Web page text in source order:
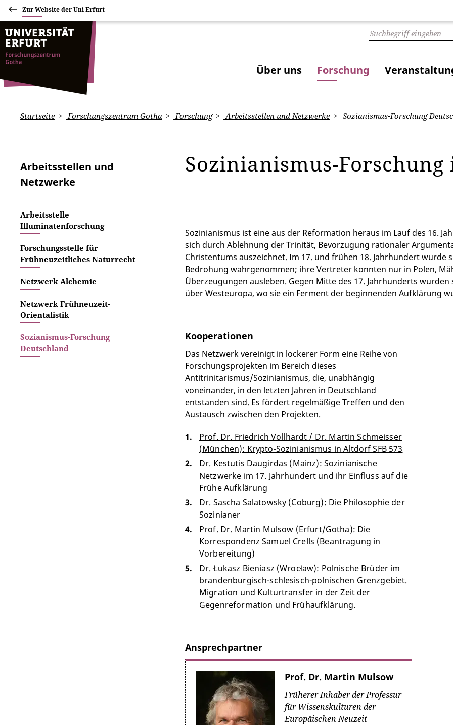
Zur Website der Uni Erfurt
Über uns Forschung
Startseite Forschungszentrum Gotha Forschung Arbeitsstellen und Netzwerke Sozianismus-Forschung
Arbeitsstellen und
Netzwerke
Arbeitsstelle
Illuminatenforschung
Forschungsstelle für
Frühneuzeitliches Naturrecht
Netzwerk Alchemie
Netzwerk Frühneuzeit-
Orientalistik
Sozianismus-Forschung
Deutschland
Sozinianismus-
Sozinianismus ist eine aus der Reformation heraus im Lauf des 16.
sich durch Ablehnung der Trinität, Bevorzugung rationaler
Christentums auszeichnet. Im 17. und frühen 18. Jahrhundert wurde
Bedrohung wahrgenommen; ihre Vertreter konnten nur in Polen,
Überzeugungen ausleben. Gegen Mitte des 17. Jahrhunderts
über Westeuropa, wo sie ein Ferment der beginnenden Aufklärung
Kooperationen
Das Netzwerk vereinigt in lockerer Form eine Reihe von
Forschungsprojekten im Bereich dieses
Antitrinitarismus/Sozinianismus, die, unabhängig
voneinander, in den letzten Jahren in Deutschland
entstanden sind. Es fördert regelmäßige Treffen und den
Austausch zwischen den Projekten.
Prof. Dr. Friedrich Vollhardt / Dr. Martin Schmeisser
(München): Krypto-Sozinianismus in Altdorf SFB 573
Dr. Kestutis Daugirdas (Mainz): Sozinianische
Netzwerke im 17. Jahrhundert und ihr Einfluss auf die
Frühe Aufklärung
Dr. Sascha Salatowsky (Coburg): Die Philosophie der
Sozinianer
Prof. Dr. Martin Mulsow (Erfurt/Gotha): Die
Korrespondenz Samuel Crells (Beantragung in
Vorbereitung)
Dr. Łukasz Bieniasz (Wrocław): Polnische Brüder im
brandenburgisch-schlesisch-polnischen Grenzgebiet.
Migration und Kulturtransfer in der Zeit der
Gegenreformation und Frühaufklärung.
Ansprechpartner
Prof. Dr. Martin Mulsow
Früherer Inhaber der Professur
für Wissenskulturen der
Europäischen Neuzeit